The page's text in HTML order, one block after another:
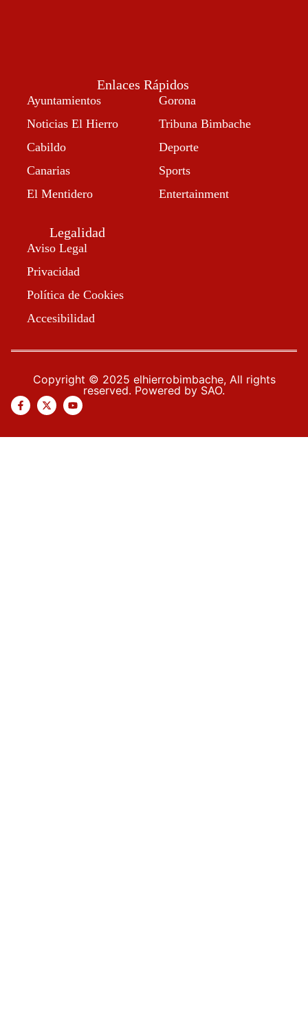
Enlaces Rápidos
Ayuntamientos
Noticias El Hierro
Cabildo
Canarias
El Mentidero
Gorona
Tribuna Bimbache
Deporte
Sports
Entertainment
Legalidad
Aviso Legal
Privacidad
Política de Cookies
Accesibilidad
Copyright © 2025 elhierrobimbache, All rights
reserved. Powered by SAO.